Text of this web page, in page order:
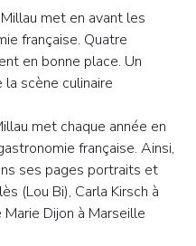
met en avant les
française. Quatre
en bonne place. Un
scène culinaire
met chaque année en
française. Ainsi,
ses pages portraits et
(Lou Bi), Carla Kirsch à
Dijon à Marseille